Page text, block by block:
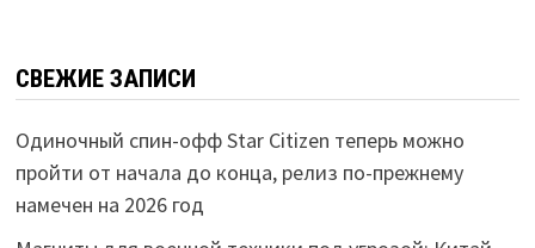
СВЕЖИЕ ЗАПИСИ
Одиночный спин-офф Star Citizen теперь можно
пройти от начала до конца, релиз по-прежнему
намечен на 2026 год